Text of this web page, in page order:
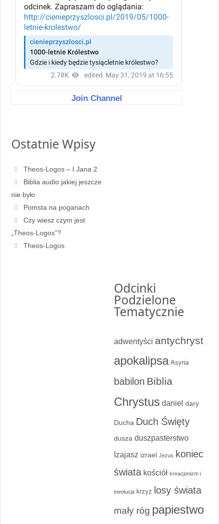
Join Channel
Ostatnie Wpisy
Theos-Logos – I Jana 2
Biblia audio jakiej jeszcze
nie było
Pomsta na poganach
Czy wiesz czym jest
„Theos-Logos”?
Theos-Logos
Odcinki
Podzielone
Tematycznie
adwentyści antychryst
apokalipsa Asyria
babilon Biblia
Chrystus daniel dary
Ducha Duch Święty
dusza duszpasterstwo
Izajasz izrael Jezus koniec
świata kościół kreacjonizm i
ewolucja krzyż losy świata
mały róg papiestwo